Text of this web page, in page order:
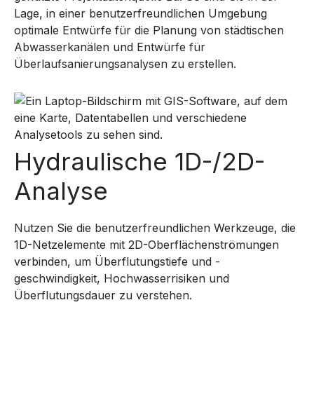
Lage, in einer benutzerfreundlichen Umgebung
optimale Entwürfe für die Planung von städtischen
Abwasserkanälen und Entwürfe für
Überlaufsanierungsanalysen zu erstellen.
Hydraulische 1D-/2D-
Analyse
Nutzen Sie die benutzerfreundlichen Werkzeuge, die
1D-Netzelemente mit 2D-Oberflächenströmungen
verbinden, um Überflutungstiefe und -
geschwindigkeit, Hochwasserrisiken und
Überflutungsdauer zu verstehen.